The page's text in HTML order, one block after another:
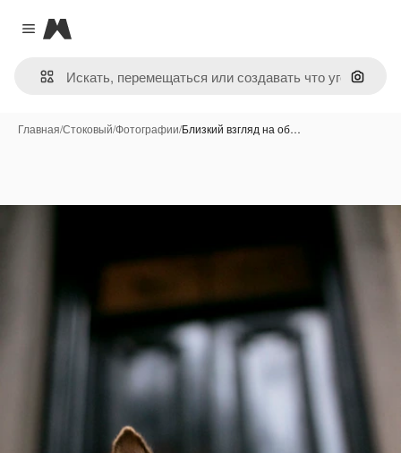
Close menu
Magnific
Поиск
Главная/Стоковый/Фотографии/Близкий взгляд на об…